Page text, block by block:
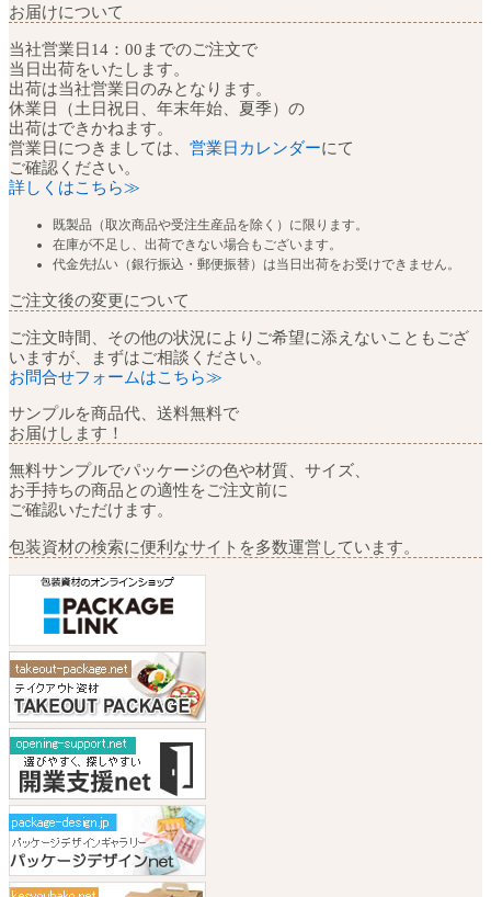
お届けについて
当社営業日14：00までのご注文で
当日出荷をいたします。
出荷は当社営業日のみとなります。
休業日（土日祝日、年末年始、夏季）の
出荷はできかねます。
営業日につきましては、 営業日カレンダーにて
ご確認ください。
詳しくはこちら≫
既製品（取次商品や受注生産品を除く）に限ります。
在庫が不足し、出荷できない場合もございます。
代金先払い（銀行振込・郵便振替）は当日出荷をお受けできません。
ご注文後の変更について
ご注文時間、その他の状況によりご希望に添えないこともござ
いますが、まずはご相談ください。
お問合せフォームはこちら≫
サンプルを商品代、送料無料で
お届けします！
無料サンプルでパッケージの色や材質、サイズ、
お手持ちの商品との適性をご注文前に
ご確認いただけます。
包装資材の検索に便利なサイトを多数運営しています。